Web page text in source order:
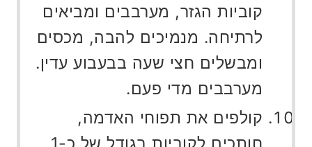
קוביות הגזר, מערבבים ומביאים
לרתיחה. מנמיכים להבה, מכסים
ומבשלים חצי שעה בבעבוע עדין.
מערבבים מדי פעם.
קולפים את תפוחי האדמה,